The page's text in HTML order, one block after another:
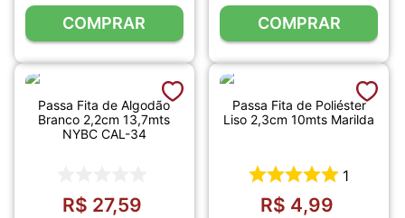
COMPRAR COMPRAR
Passa Fita de Algodão
Branco 2,2cm 13,7mts
NYBC CAL-34
R$ 27,59
Passa Fita de Poliéster
Liso 2,3cm 10mts Marilda
1
R$ 4,99